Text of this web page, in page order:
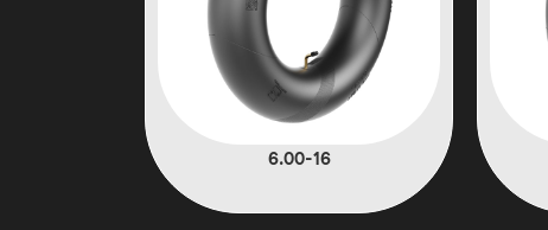
6.00-16